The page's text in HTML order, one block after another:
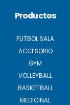
Productos
FUTBOL SALA
ACCESORIO
GYM
VOLLEYBALL
BASKETBALL
MEDICINAL